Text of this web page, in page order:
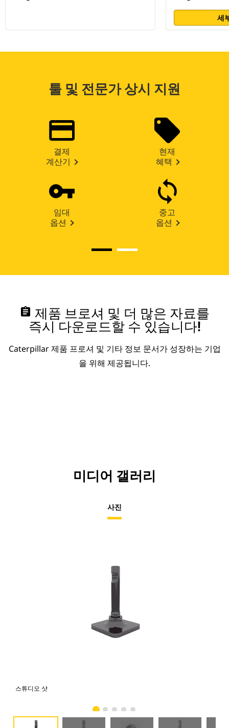
세
툴 및 전문가 상시 지원
결제
계산기
현재
혜택
임대
옵션
중고
옵션
assignment 제품 브로셔 및 더 많은 자료를
즉시 다운로드할 수 있습니다!
Caterpillar 제품 프로셔 및 기타 정보 문서가 성장하는 기업
을 위해 제공됩니다.
미디어 갤러리
사진
스튜디오 샷